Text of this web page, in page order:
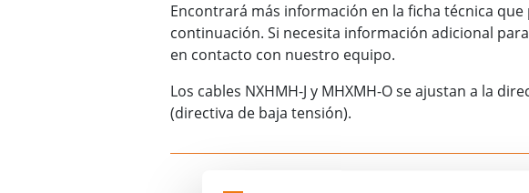
Encontrará más información en la ficha técnica que
continuación. Si necesita información adicional
en contacto con nuestro equipo.
Los cables NXHMH-J y MHXMH-O se ajustan a la
(directiva de baja tensión).